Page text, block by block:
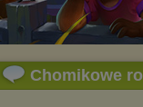
Chomikowe